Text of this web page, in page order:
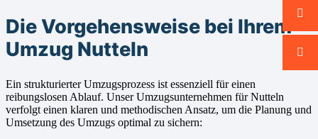
Die Vorgehensweise bei Ihrem
Umzug Nutteln
Ein strukturierter Umzugsprozess ist essenziell für einen
reibungslosen Ablauf. Unser Umzugsunternehmen für Nutteln
verfolgt einen klaren und methodischen Ansatz, um die Planung und
Umsetzung des Umzugs optimal zu sichern: